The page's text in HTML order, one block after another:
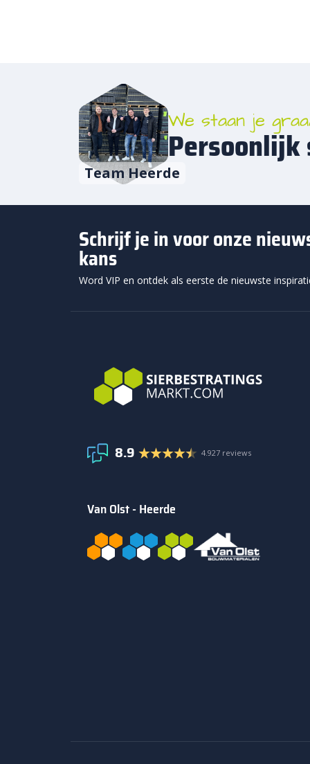
Team Heerde
We staan je
Persoonlijk
Schrijf je in voor onze
kans
Word VIP en ontdek als eerste de nieuwste
8.9 4.927 reviews
Van Olst - Heerde